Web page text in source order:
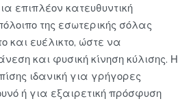
επιπλέον κατευθυντική
της εσωτερικής σόλας
και ευέλικτο, ώστε να
και φυσική κίνηση κύλισης. Η
ιδανική για γρήγορες
ή για εξαιρετική πρόσφυση